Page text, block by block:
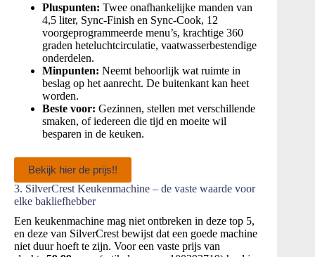
Pluspunten: Twee onafhankelijke manden van
4,5 liter, Sync-Finish en Sync-Cook, 12
voorgeprogrammeerde menu’s, krachtige 360
graden heteluchtcirculatie, vaatwasserbestendige
onderdelen.
Minpunten: Neemt behoorlijk wat ruimte in
beslag op het aanrecht. De buitenkant kan heet
worden.
Beste voor: Gezinnen, stellen met verschillende
smaken, of iedereen die tijd en moeite wil
besparen in de keuken.
Bekijk hier de prijs!!
3. SilverCrest Keukenmachine – de vaste waarde voor
elke bakliefhebber
Een keukenmachine mag niet ontbreken in deze top 5,
en deze van SilverCrest bewijst dat een goede machine
niet duur hoeft te zijn. Voor een vaste prijs van